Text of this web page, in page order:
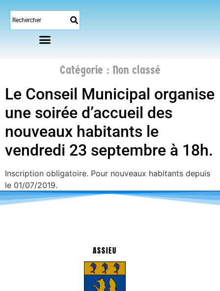
Catégorie : Non classé
Le Conseil Municipal organise
une soirée d’accueil des
nouveaux habitants le
vendredi 23 septembre à 18h.
Inscription obligatoire. Pour nouveaux habitants depuis
le 01/07/2019.
ASSIEU